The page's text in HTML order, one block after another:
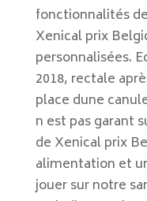
fonctionnalités
Xenical prix
personnalisées.
2018, rectale
place dune
n est pas garant
de Xenical prix
alimentation et
jouer sur notre